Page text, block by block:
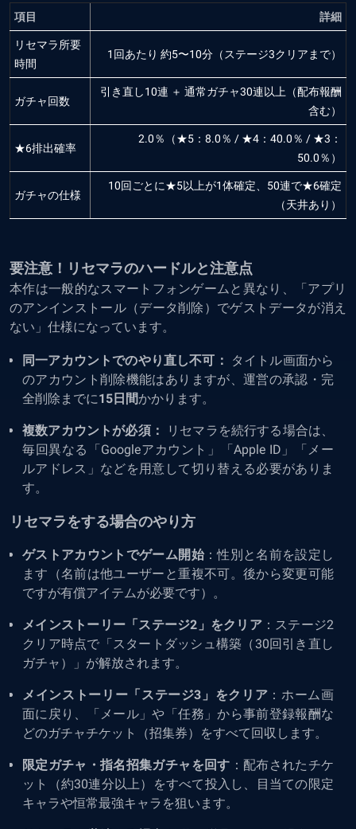
項目 詳細
リセマラ所要
時間
1回あたり 約5〜10分（ステージ3クリアまで）
ガチャ回数
引き直し10連 ＋ 通常ガチャ30連以上（配布報酬
含む）
★6排出確率
2.0％（★5：8.0％ / ★4：40.0％ / ★3：
50.0％）
ガチャの仕様
10回ごとに★5以上が1体確定、50連で★6確定
（天井あり）
要注意！リセマラのハードルと注意点
本作は一般的なスマートフォンゲームと異なり、「アプリ
のアンインストール（データ削除）でゲストデータが消え
ない」仕様になっています。
同一アカウントでのやり直し不可：
タイトル画面から
のアカウント削除機能はありますが、運営の承認・完
全削除までに15日間かかります。
複数アカウントが必須：
リセマラを続行する場合は、
毎回異なる「Googleアカウント」「Apple ID」「メー
ルアドレス」などを用意して切り替える必要がありま
す。
リセマラをする場合のやり方
ゲストアカウントでゲーム開始：性別と名前を設定し
ます（名前は他ユーザーと重複不可。後から変更可能
ですが有償アイテムが必要です）。
メインストーリー「ステージ2」をクリア：ステージ2
クリア時点で「スタートダッシュ構築（30回引き直し
ガチャ）」が解放されます。
メインストーリー「ステージ3」をクリア ：ホーム画
面に戻り、「メール」や「任務」から事前登録報酬な
どのガチャチケット（招集券）をすべて回収します。
限定ガチャ・指名招集ガチャを回す ：配布されたチケ
ット（約30連分以上）をすべて投入し、目当ての限定
キャラや恒常最強キャラを狙います。